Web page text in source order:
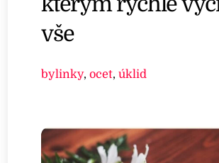
vše
bylinky,ocet,úklid